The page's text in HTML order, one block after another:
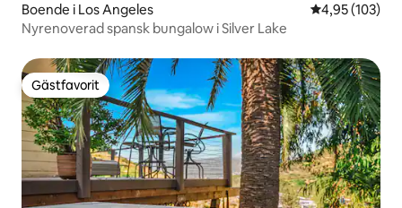
Boende i Los Angeles 4,95 av 5 i
4,95 (103)
Nyrenoverad spansk bungalow i Silver Lake
Gästfavorit
Gästfavorit